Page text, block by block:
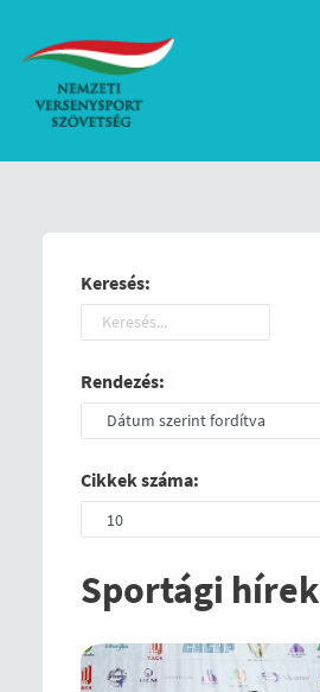
Keresés:
Rendezés:
Cikkek száma:
Sportági hírek